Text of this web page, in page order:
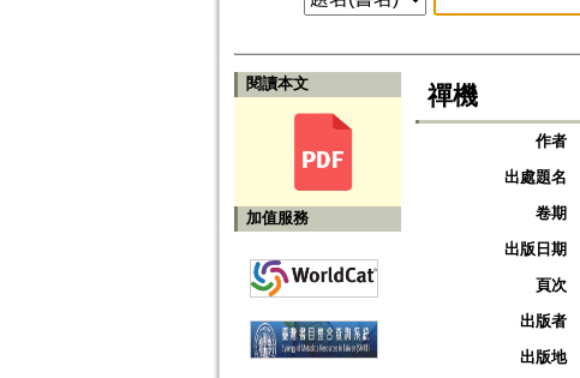
閱讀本文
加值服務
禪機
作者
出處題名
卷期
出版日期
頁次
出版者
出版地